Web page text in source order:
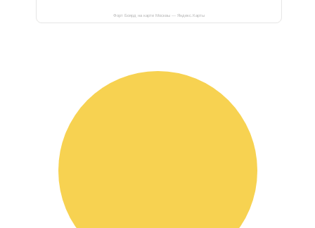
Форт Боярд на карте Москвы — Яндекс.Карты